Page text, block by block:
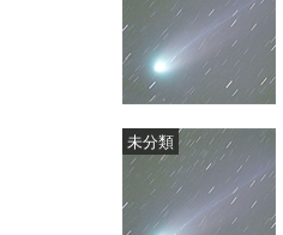
未分類